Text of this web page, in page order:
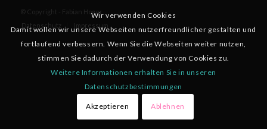
© Copyright - Fabian Hoger
Datenschutz
Impressum
Wir verwenden Cookies
Damit wollen wir unsere Webseiten nutzerfreundlicher gestalten und
fortlaufend verbessern. Wenn Sie die Webseiten weiter nutzen,
stimmen Sie dadurch der Verwendung von Cookies zu.
Weitere Informationen erhalten Sie in unseren
Datenschutzbestimmungen
Akzeptieren Ablehnen